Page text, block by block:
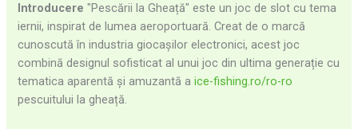
Introducere"Pescării la Gheață" este un joc de slot cu tema
iernii, inspirat de lumea aeroportuară. Creat de o marcă
cunoscută în industria giocașilor electronici, acest joc
combină designul sofisticat al unui joc din ultima generație cu
tematica aparentă și amuzantă aice-fishing.ro/ro-ro
pescuitului la gheață.